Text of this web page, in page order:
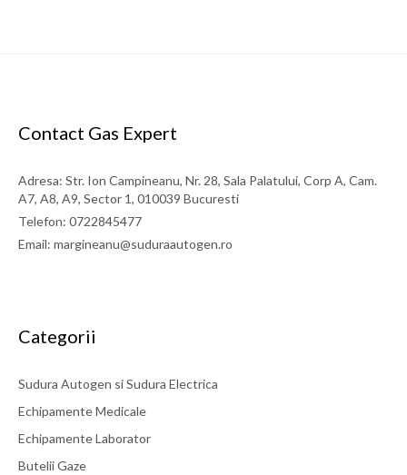
Contact Gas Expert
Adresa: Str. Ion Campineanu, Nr. 28, Sala Palatului, Corp A, Cam.
A7, A8, A9, Sector 1, 010039 Bucuresti
Telefon: 0722845477
Email: margineanu@suduraautogen.ro
Categorii
Sudura Autogen si Sudura Electrica
Echipamente Medicale
Echipamente Laborator
Butelii Gaze